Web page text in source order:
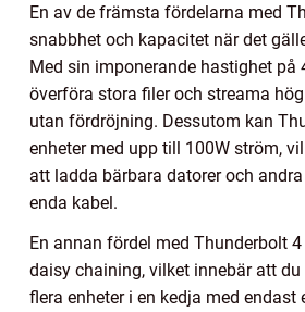
En av de främsta fördelarna med
snabbhet och kapacitet när det
Med sin imponerande hastighet på
överföra stora filer och streama
utan fördröjning. Dessutom kan
enheter med upp till 100W ström,
att ladda bärbara datorer och
enda kabel.
En annan fördel med Thunderbolt
daisy chaining, vilket innebär att
flera enheter i en kedja med endast